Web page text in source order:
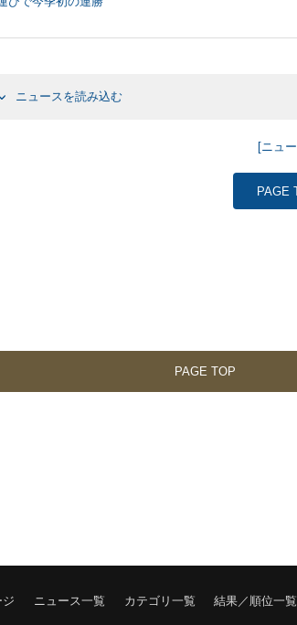
ニュースを読み込む
[ニュ
PAGE
PAGE TOP
ニュース一覧 カテゴリ一覧 結果／順位一覧